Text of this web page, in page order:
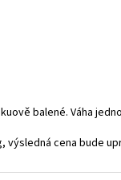
balené. Váha
výsledná cena bude
balení.